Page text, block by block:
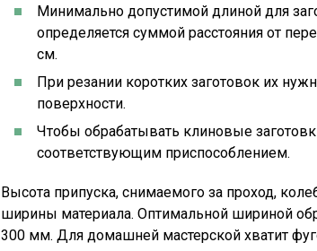
Минимально допустимой длиной для
определяется суммой расстояния от
см.
При резании коротких заготовок их
поверхности.
Чтобы обрабатывать клиновые
соответствующим приспособлением.
Высота припуска, снимаемого за проход,
ширины материала. Оптимальной шириной
300 мм. Для домашней мастерской хватит